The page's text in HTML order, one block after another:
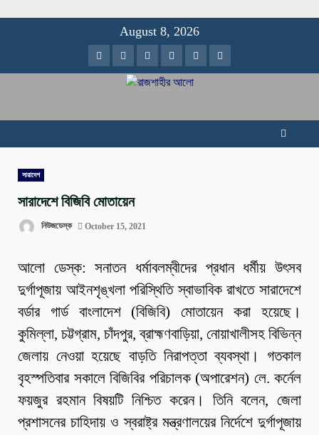
August 8, 2026
Facebook
TwitterInstagram
Youtube
VK LinkedIn
সারাদেশ
সারাদেশে বিজিবি মোতায়েন
নিউজডেস্ক October 15, 2021
আলো ডেস্ক: সনাতন ধর্মাবলম্বীদের প্রধান ধর্মীয় উৎসব
দুর্গাপূজায় আইনশৃঙ্খলা পরিস্থিতি স্বাভাবিক রাখতে সারাদেশে
বর্ডার গার্ড বাংলাদেশ (বিজিবি) মোতায়েন করা হয়েছে।
কুমিল্লা, চট্টগ্রাম, চাঁদপুর, ব্রাহ্মণবাড়িয়া, নোয়াখালীসহ বিভিন্ন
জেলায় নেওয়া হয়েছে বাড়তি নিরাপত্তা ব্যবস্থা। গতকাল
বৃহস্পতিবার সকালে বিজিবির পরিচালক (অপারেশন) লে. কর্নেল
ফয়জুর রহমান বিষয়টি নিশ্চিত করেন। তিনি বলেন, জেলা
প্রশাসনের চাহিদায় ও স্বরাষ্ট্র মন্ত্রণালয়ের নির্দেশে দুর্গাপূজায়